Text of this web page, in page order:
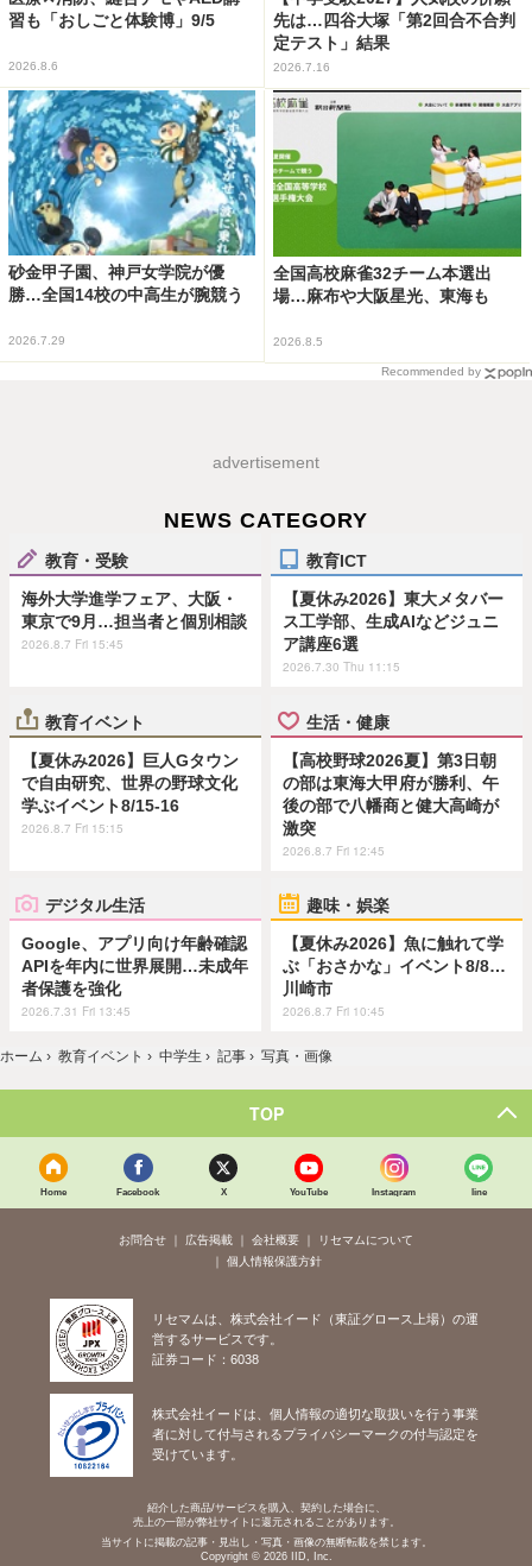
習も「おしごと体験博」9/5
2026.8.6
先は…四谷大塚「第2回合不合判
定テスト」結果
2026.7.16
砂金甲子園、神戸女学院が優
勝…全国14校の中高生が腕競う
2026.7.29
全国高校麻雀32チーム本選出
場…麻布や大阪星光、東海も
2026.8.5
Recommended by
advertisement
NEWS CATEGORY
教育・受験
海外大学進学フェア、大阪・
東京で9月…担当者と個別相談
2026.8.7 Fri 15:45
教育ICT
【夏休み2026】東大メタバー
ス工学部、生成AIなどジュニ
ア講座6選
2026.7.30 Thu 11:15
教育イベント
【夏休み2026】巨人Gタウン
で自由研究、世界の野球文化
学ぶイベント8/15-16
2026.8.7 Fri 15:15
生活・健康
【高校野球2026夏】第3日朝
の部は東海大甲府が勝利、午
後の部で八幡商と健大高崎が
激突
2026.8.7 Fri 12:45
デジタル生活
Google、アプリ向け年齢確認
APIを年内に世界展開…未成年
者保護を強化
2026.7.31 Fri 13:45
趣味・娯楽
【夏休み2026】魚に触れて学
ぶ「おさかな」イベント8/8…
川崎市
2026.8.7 Fri 10:45
ホーム › 教育イベント › 中学生 › 記事 › 写真・画像
TOP
Home Facebook X YouTube Instagram line
お問合せ 広告掲載 会社概要
リセマムについて
個人情報保護方針
リセマムは、株式会社イード（東証グロース上場）の運
営するサービスです。
証券コード：6038
株式会社イードは、個人情報の適切な取扱いを行う事業
者に対して付与されるプライバシーマークの付与認定を
受けています。
紹介した商品/サービスを購入、契約した場合に、
売上の一部が弊社サイトに還元されることがあります。
当サイトに掲載の記事・見出し・写真・画像の無断転載を禁じます。
Copyright © 2026 IID, Inc.